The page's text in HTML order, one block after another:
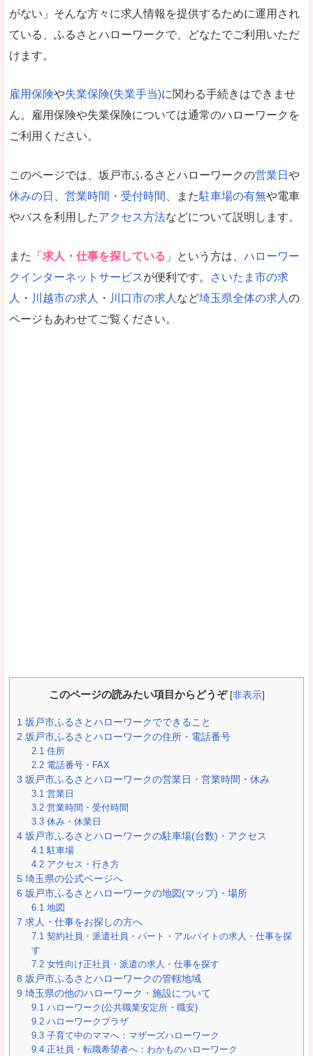
がない」そんな方々に求人情報を提供するために運用され
ている、ふるさとハローワークで、どなたでご利用いただ
けます。
雇用保険や失業保険(失業手当)に関わる手続きはできませ
ん。雇用保険や失業保険については通常のハローワークを
ご利用ください。
このページでは、坂戸市ふるさとハローワークの営業日 や
休みの日
営業時間・受付時間 、また駐車場の有無や電車
やバスを利用したアクセス方法などについて説明します。
また「 求人・仕事を探している 」という方は、 ハローワー
クインターネットサービスが便利です。
さいたま市の求
人
・ 川越市の求人 ・ 川口市の求人 など埼玉県全体の求人 の
ページもあわせてご覧ください。
このページの読みたい項目からどうぞ [非表示]
1 坂戸市ふるさとハローワークでできること
2 坂戸市ふるさとハローワークの住所・電話番号
2.1 住所
2.2 電話番号・FAX
3 坂戸市ふるさとハローワークの営業日・営業時間・休み
3.1 営業日
3.2 営業時間・受付時間
3.3 休み・休業日
4 坂戸市ふるさとハローワークの駐車場(台数)・アクセス
4.1 駐車場
4.2 アクセス・行き方
5 埼玉県の公式ページへ
6 坂戸市ふるさとハローワークの地図(マップ)・場所
6.1 地図
7 求人・仕事をお探しの方へ
7.1 契約社員・派遣社員・パート・アルバイトの求人・仕事を探
す
7.2 女性向け正社員・派遣の求人・仕事を探す
8 坂戸市ふるさとハローワークの管轄地域
9 埼玉県の他のハローワーク・施設について
9.1 ハローワーク(公共職業安定所・職安)
9.2 ハローワークプラザ
9.3 子育て中のママへ：マザーズハローワーク
9.4 正社員・転職希望者へ：わかものハローワーク